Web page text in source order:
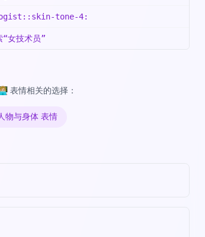
tone-4:
女技术员”
表情相关的选择：
物与身体 表情